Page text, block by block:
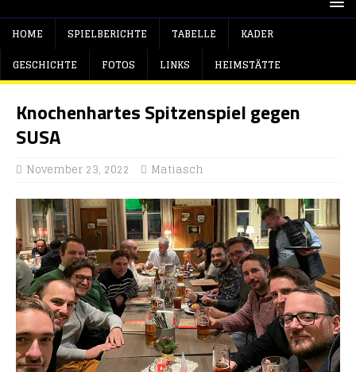
HOME SPIELBERICHTE TABELLE
KADER
GESCHICHTE
FOTOS LINKS HEIMSTÄTTE
Knochenhartes Spitzenspiel gegen
SUSA
November 23, 2022 Matiasch